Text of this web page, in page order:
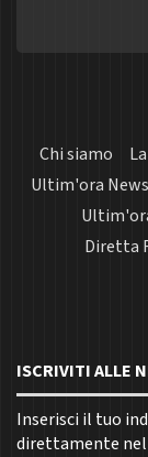
Chi siamo
Ultim'ora News
Diretta
ISCRIVITI ALLE
Inserisci il tuo
direttamente